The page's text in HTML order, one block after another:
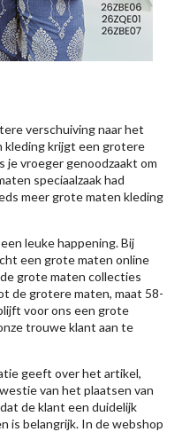
verschuiving naar het
kleding krijgt een grotere
je vroeger genoodzaakt om
speciaalzaak had
meer grote maten kleding
leuke happening. Bij
een grote maten online
grote maten collecties
de grotere maten, maat 58-
voor ons een grote
trouwe klant aan te
geeft over het artikel,
van het plaatsen van
de klant een duidelijk
is belangrijk. In de webshop